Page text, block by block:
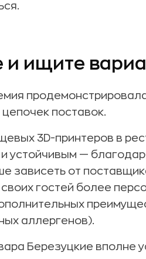
и ищите
цепочек поставок.
3D-принтеров в
устойчивым —
зависеть от
гостей более
аллергенов).
Березуцкие вполне